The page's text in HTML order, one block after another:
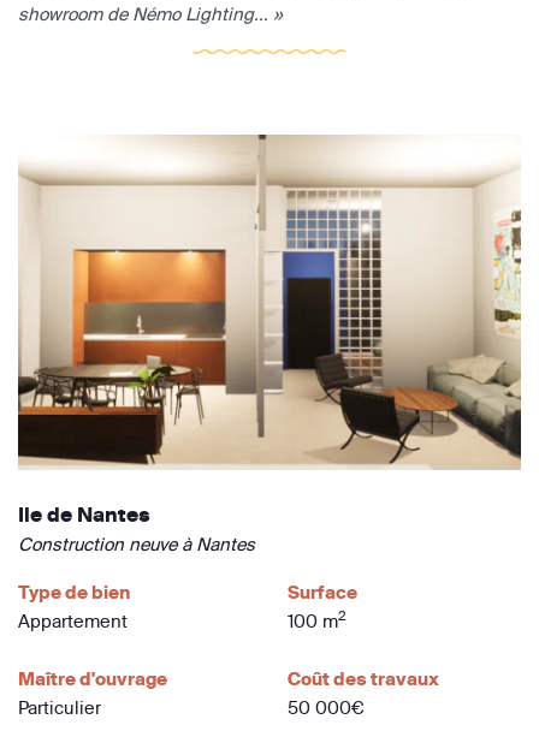
showroom de Némo Lighting... »
Ile de Nantes
Construction neuve à Nantes
Type de bien
Appartement
Surface
100 m2
Maître d'ouvrage
Particulier
Coût des travaux
50 000€